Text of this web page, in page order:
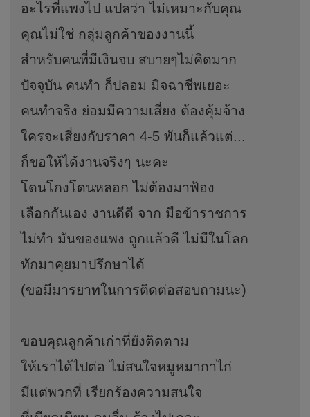
อะไรที่แพงไป แปลว่า ไม่เหมาะกับคุณ
คุณไม่ใช่ กลุ่มลูกค้าของงานนี้
สำหรับคนที่มีเงินจบ สบายๆไม่คิดมาก
ปัจจุบัน คนทำ ก็ปลอม มิจฉาชีพเยอะ
คนทำจริง ย่อมมีความเสี่ยง ต้องคุ้มจ้าง
ใครจะเสี่ยงกับราคา 4-5 พันก็แล้วแต่...
ก็ขอให้ได้งานจริงๆ นะคะ
โดนโกงโดนหลอก ไม่ต้องมาฟ้อง
เลือกกันเอง งานดีดี จาก มือข้าราชการ
ไม่ทำ มันของแพง ถูกแล้วดี ไม่มีในโลก
ทักมาคุยมาปรึกษาได้
(ขอมีมารยาทในการติดต่อสอบถามนะ)
ขอบคุณลูกค้าเก่าที่ยังติดตาม
ให้เราได้ไปต่อ ไม่สนใจหมูหมากาไก่
มีแต่พวกที่ เรียกร้องความสนใจ